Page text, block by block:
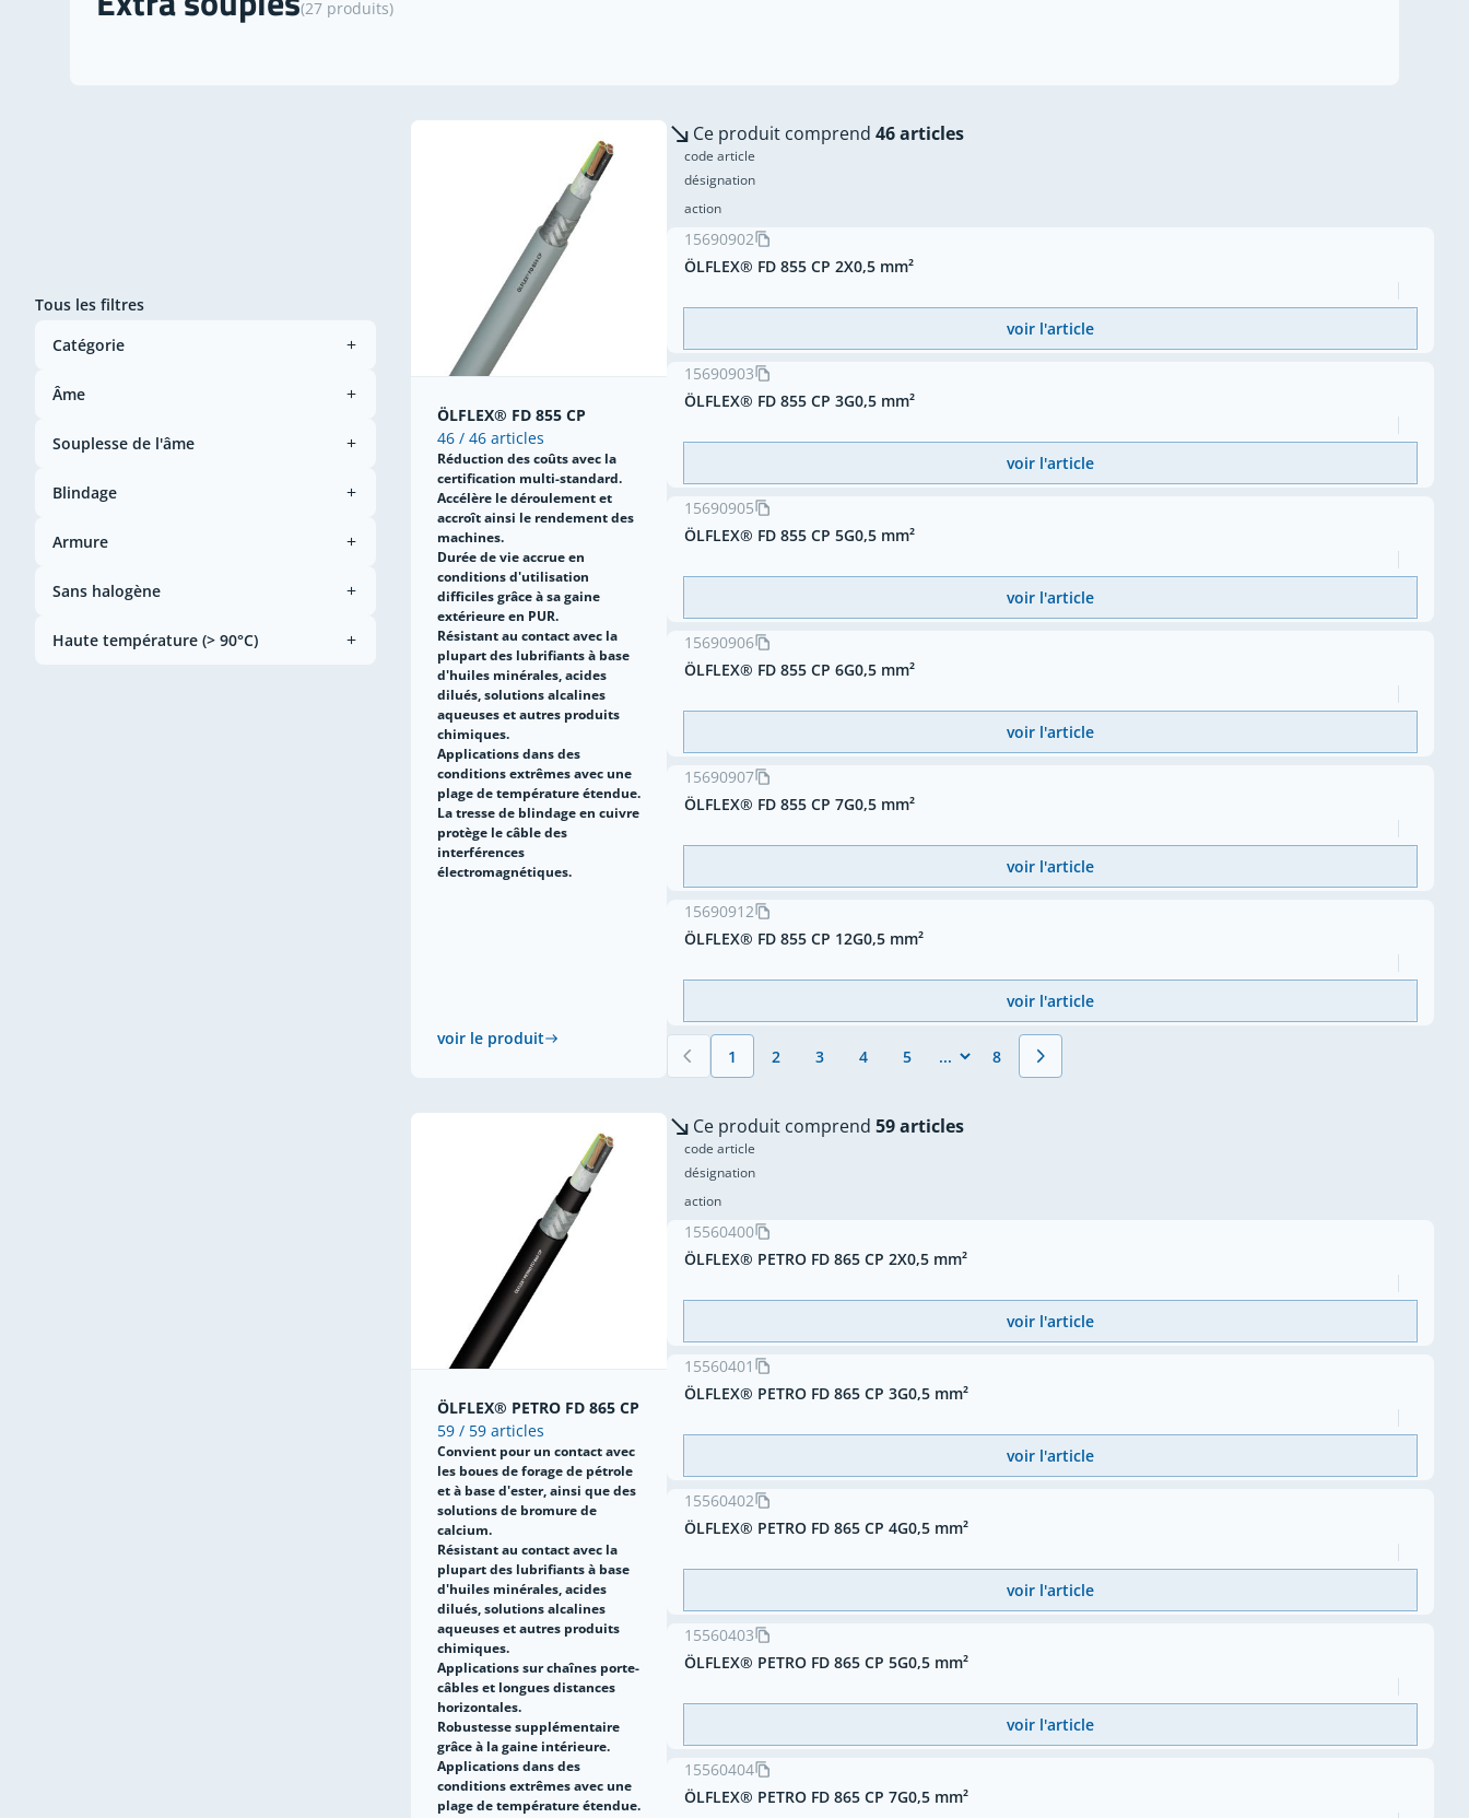
(27 produits)
Tous les filtres
Catégorie
Âme
Souplesse de l'âme
Blindage
Armure
Sans halogène
Haute température (> 90°C)
ÖLFLEX® FD 855 CP
46 / 46 articles
Réduction des coûts avec la
certification multi-standard.
Accélère le déroulement et
accroît ainsi le rendement des
machines.
Durée de vie accrue en
conditions d'utilisation
difficiles grâce à sa gaine
extérieure en PUR.
Résistant au contact avec la
plupart des lubrifiants à base
d'huiles minérales, acides
dilués, solutions alcalines
aqueuses et autres produits
chimiques.
Applications dans des
conditions extrêmes avec une
plage de température étendue.
La tresse de blindage en cuivre
protège le câble des
interférences
électromagnétiques.
voir le produit
Ce produit comprend 46 articles
code article
désignation
action
15690902
ÖLFLEX® FD 855 CP 2X0,5 mm²
voir l'article
15690903
ÖLFLEX® FD 855 CP 3G0,5 mm²
voir l'article
15690905
ÖLFLEX® FD 855 CP 5G0,5 mm²
voir l'article
15690906
ÖLFLEX® FD 855 CP 6G0,5 mm²
voir l'article
15690907
ÖLFLEX® FD 855 CP 7G0,5 mm²
voir l'article
15690912
ÖLFLEX® FD 855 CP 12G0,5 mm²
voir l'article
Vous lisez actuellement la page
1 Page
2 Page
3 Page
4 Page
5 Page
8
ÖLFLEX® PETRO FD 865 CP
59 / 59 articles
Convient pour un contact avec
les boues de forage de pétrole
et à base d'ester, ainsi que des
solutions de bromure de
calcium.
Résistant au contact avec la
plupart des lubrifiants à base
d'huiles minérales, acides
dilués, solutions alcalines
aqueuses et autres produits
chimiques.
Applications sur chaînes porte-
câbles et longues distances
horizontales.
Robustesse supplémentaire
grâce à la gaine intérieure.
Applications dans des
conditions extrêmes avec une
plage de température étendue.
Ce produit comprend 59 articles
code article
désignation
action
15560400
ÖLFLEX® PETRO FD 865 CP 2X0,5 mm²
voir l'article
15560401
ÖLFLEX® PETRO FD 865 CP 3G0,5 mm²
voir l'article
15560402
ÖLFLEX® PETRO FD 865 CP 4G0,5 mm²
voir l'article
15560403
ÖLFLEX® PETRO FD 865 CP 5G0,5 mm²
voir l'article
15560404
ÖLFLEX® PETRO FD 865 CP 7G0,5 mm²